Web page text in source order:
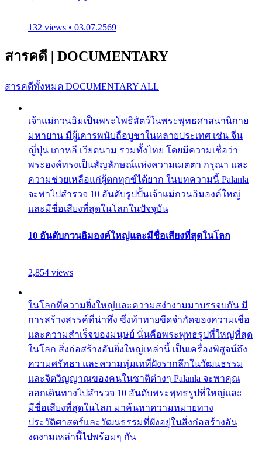
132 views • 03.07.2569
สารคดี | DOCUMENTARY
สารคดีทั้งหมด DOCUMENTARY ALL
เจ้าแม่กวนอิมเป็นพระโพธิสัตว์ในพระพุทธศาสนานิกาย
มหายาน มีผู้เคารพนับถือบูชาในหลายประเทศ เช่น จีน
ญี่ปุ่น เกาหลี เวียดนาม รวมทั้งไทย โดยมีความเชื่อว่า
พระองค์ทรงเป็นสัญลักษณ์แห่งความเมตตา กรุณา และ
ความช่วยเหลือแก่ผู้ตกทุกข์ได้ยาก ในบทความนี้ Palanla
จะพาไปสำรวจ 10 อันดับรูปปั้นเจ้าแม่กวนอิมองค์ใหญ่
และมีชื่อเสียงที่สุดในโลกในปัจจุบัน
10 อันดับกวนอิมองค์ใหญ่และมีชื่อเสียงที่สุดในโลก
2,854 views
ในโลกที่ความยิ่งใหญ่และความสง่างามมาบรรจบกัน มี
การสร้างสรรค์ที่น่าทึ่ง ซึ่งท้าทายขีดจำกัดของความเชื่อ
และความสำเร็จของมนุษย์ นั่นคือพระพุทธรูปที่ใหญ่ที่สุด
ในโลก สิ่งก่อสร้างอันยิ่งใหญ่เหล่านี้ เป็นเครื่องพิสูจน์ถึง
ความศรัทธา และความทุ่มเทที่ฝังรากลึกในวัฒนธรรม
และจิตวิญญาณของคนในชาติต่างๆ Palanla จะพาคุณ
ออกเดินทางไปสำรวจ 10 อันดับพระพุทธรูปที่ใหญ่และ
มีชื่อเสียงที่สุดในโลก มาค้นหาความหมายทาง
ประวัติศาสตร์และวัฒนธรรมที่ฝังอยู่ในสิ่งก่อสร้างอัน
งดงามเหล่านี้ไปพร้อมๆ กัน